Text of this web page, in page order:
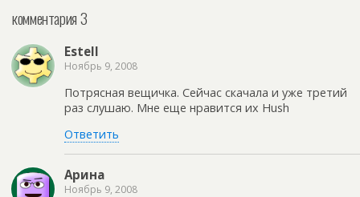
комментария 3
Estell
Ноябрь 9, 2008
Потрясная вещичка. Сейчас скачала и уже третий
раз слушаю. Мне еще нравится их Hush
Ответить
Арина
Ноябрь 9, 2008